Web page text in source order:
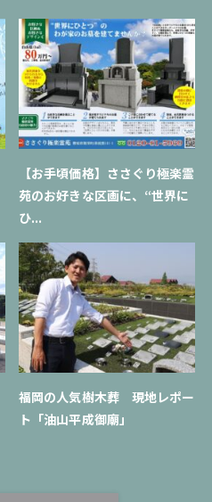
【お手頃価格】ささぐり極楽霊
苑のお好きな区画に、“世界に
ひ...
福岡の人気樹木葬 現地レポー
ト「油山平成御廟」